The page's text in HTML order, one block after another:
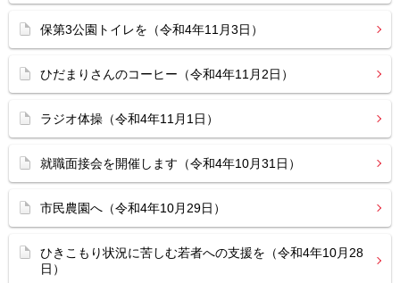
保第3公園トイレを（令和4年11月3日）
ひだまりさんのコーヒー（令和4年11月2日）
ラジオ体操（令和4年11月1日）
就職面接会を開催します（令和4年10月31日）
市民農園へ（令和4年10月29日）
ひきこもり状況に苦しむ若者への支援を（令和4年10月28
日）